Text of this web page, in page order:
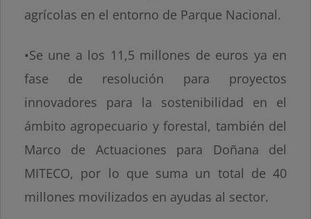
agrícolas en el entorno de Parque Nacional.
•Se une a los 11,5 millones de euros ya en
fase de resolución para proyectos
innovadores para la sostenibilidad en el
ámbito agropecuario y forestal, también del
Marco de Actuaciones para Doñana del
MITECO, por lo que suma un total de 40
millones movilizados en ayudas al sector.